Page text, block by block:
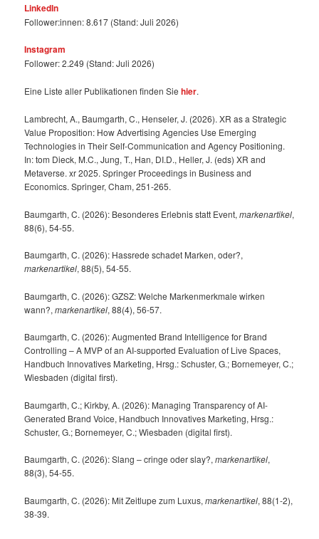
LinkedIn
Follower:innen: 8.617 (Stand: Juli 2026)
Instagram
Follower: 2.249 (Stand: Juli 2026)
Eine Liste aller Publikationen finden Siehier.
Lambrecht, A., Baumgarth, C., Henseler, J. (2026). XR as a Strategic
Value Proposition: How Advertising Agencies Use Emerging
Technologies in Their Self-Communication and Agency Positioning.
In: tom Dieck, M.C., Jung, T., Han, DI.D., Heller, J. (eds) XR and
Metaverse. xr 2025. Springer Proceedings in Business and
Economics. Springer, Cham, 251-265.
Baumgarth, C. (2026): Besonderes Erlebnis statt Event,markenartikel,
88(6), 54-55.
Baumgarth, C. (2026): Hassrede schadet Marken, oder?,
markenartikel, 88(5), 54-55.
Baumgarth, C. (2026): GZSZ: Welche Markenmerkmale wirken
wann?,markenartikel, 88(4), 56-57.
Baumgarth, C. (2026): Augmented Brand Intelligence for Brand
Controlling – A MVP of an AI-supported Evaluation of Live Spaces,
Handbuch Innovatives Marketing, Hrsg.: Schuster, G.; Bornemeyer, C.;
Wiesbaden (digital first).
Baumgarth, C.; Kirkby, A. (2026): Managing Transparency of AI-
Generated Brand Voice, Handbuch Innovatives Marketing, Hrsg.:
Schuster, G.; Bornemeyer, C.; Wiesbaden (digital first).
Baumgarth, C. (2026): Slang – cringe oder slay?,markenartikel,
88(3), 54-55.
Baumgarth, C. (2026): Mit Zeitlupe zum Luxus,markenartikel, 88(1-2),
38-39.